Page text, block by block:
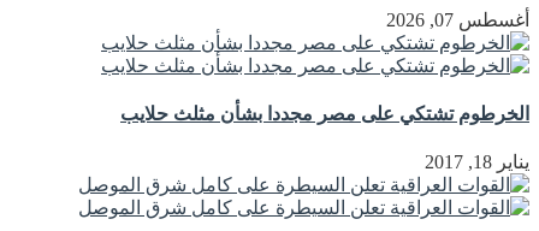
أغسطس 07, 2026
الخرطوم تشتكي على مصر مجددا بشأن مثلث حلايب
يناير 18, 2017